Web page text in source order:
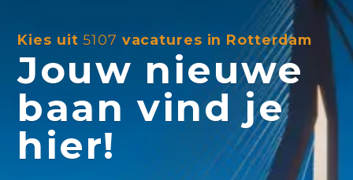
Kies uit5107 vacatures in Rotterdam
Jouw nieuwe
baan vind je
hier!